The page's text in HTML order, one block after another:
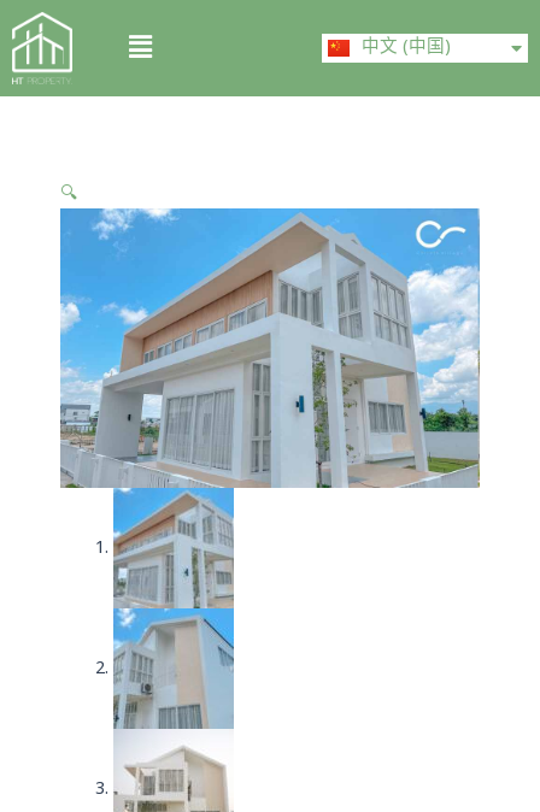
Skip
to
content
Menu 中文 (中国)
English
🔍